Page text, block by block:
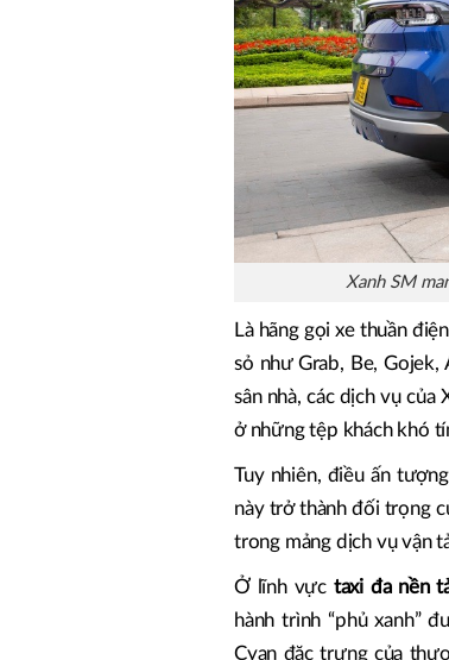
Xanh SM
Là hãng gọi xe thuần
sỏ như Grab, Be,
sân nhà, các dịch vụ của
ở những tệp khách khó
Tuy nhiên, điều ấn
này trở thành đối trọng
trong mảng dịch vụ vận
Ở lĩnh vực taxi đa nền
hành trình “phủ xanh”
Cyan đặc trưng của